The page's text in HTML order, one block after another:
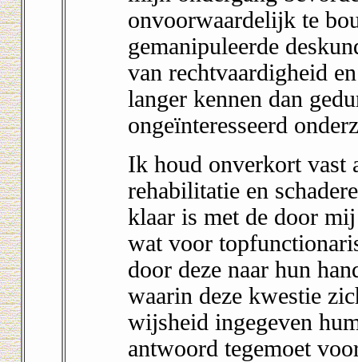
onvoorwaardelijk te
gemanipuleerde
van rechtvaardigheid
langer kennen dan
ongeïnteresseerd
Ik houd onverkort vast
rehabilitatie en
klaar is met de door
wat voor
door deze naar hun
waarin deze kwestie
wijsheid ingegeven
antwoord tegemoet